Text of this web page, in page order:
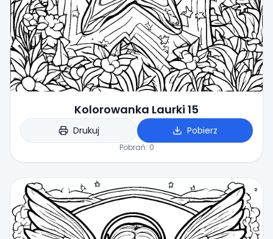
Kolorowanka Laurki 15
Drukuj Pobierz
Pobrań: 0